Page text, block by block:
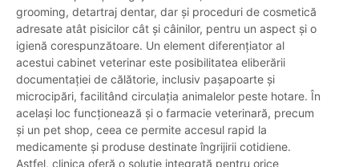
grooming, detartraj dentar, dar și proceduri de cosmetică
adresate atât pisicilor cât și câinilor, pentru un aspect și o
igienă corespunzătoare. Un element diferențiator al
acestui cabinet veterinar este posibilitatea eliberării
documentației de călătorie, inclusiv pașapoarte și
microcipări, facilitând circulația animalelor peste hotare. În
același loc funcționează și o farmacie veterinară, precum
și un pet shop, ceea ce permite accesul rapid la
medicamente și produse destinate îngrijirii cotidiene.
Astfel, clinica oferă o soluție integrată pentru orice